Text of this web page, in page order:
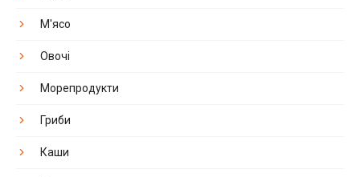
М'ясо
Овочі
Морепродукти
Гриби
Каши